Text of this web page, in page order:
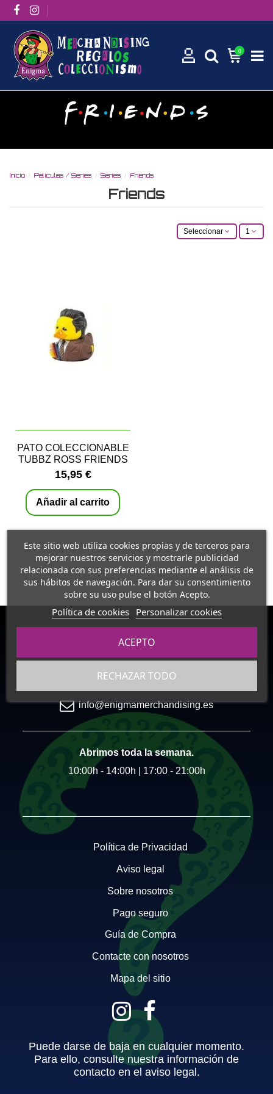
0
Inicio Películas / Series Series Friends
Friends
Seleccionar 1
PATO COLECCIONABLE
TUBBZ ROSS FRIENDS
15,95 €
Añadir al carrito
Esquina Socrates (Granada)
722 47 39 75
info@enigmamerchandising.es
Abrimos toda la semana.
10:00h - 14:00h | 17:00 - 21:00h
Política de Privacidad
Aviso legal
Sobre nosotros
Pago seguro
Guía de Compra
Contacte con nosotros
Mapa del sitio
Este sitio web utiliza cookies propias y de terceros para
mejorar nuestros servicios y mostrarle publicidad
relacionada con sus preferencias mediante el análisis de
sus hábitos de navegación. Para dar su consentimiento
sobre su uso pulse el botón Acepto.
Política de cookies Personalizar cookies
RECHAZAR TODO
ACEPTO
Puede darse de baja en cualquier momento.
Para ello, consulte nuestra información de
contacto en el aviso legal.